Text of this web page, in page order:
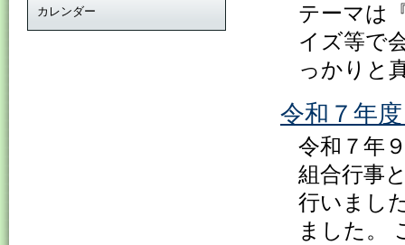
テーマは
イズ等で
っかりと
令和７年
令和７年
組合行事
行いまし
ました。
カレンダー